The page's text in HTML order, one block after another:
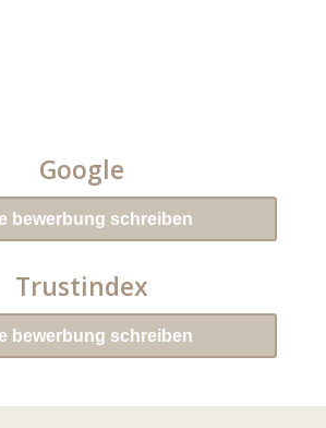
Google
bewerbung schreiben
Trustindex
bewerbung schreiben